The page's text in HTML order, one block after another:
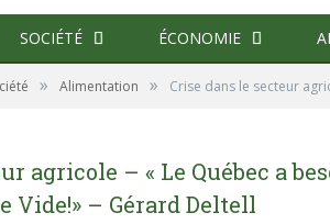
SOCIÉTÉ ÉCONOMIE
» Alimentation » Crise dans le secteur
agricole – « Le Québec a
Vide!» – Gérard Deltell